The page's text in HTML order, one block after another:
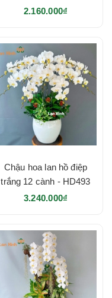
2.160.000₫
Chậu hoa lan hồ điệp
trắng 12 cành - HD493
3.240.000₫